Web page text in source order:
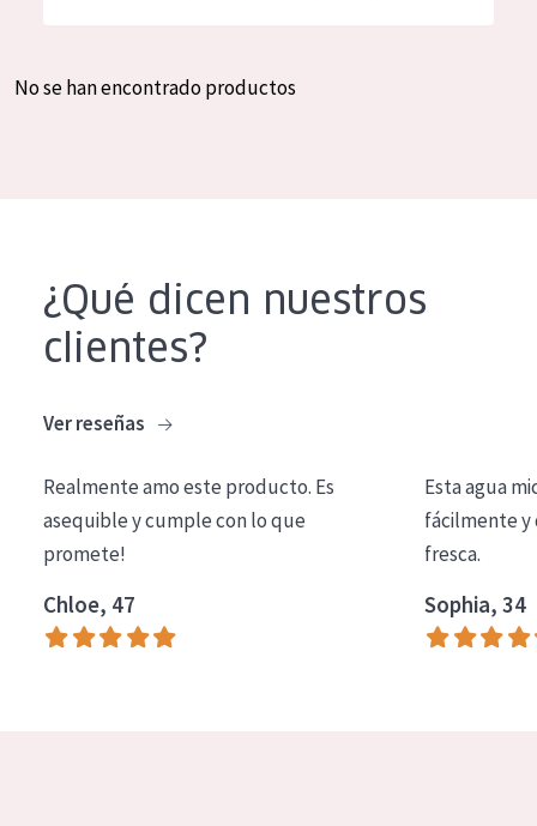
Crema de día
Crema de noche
Limpieza
COLECCIÓN
Essentials
Lift+
Spanish
No se han encontrado productos
¿Qué dicen nuestros
clientes?
Ver reseñas
Realmente amo este producto. Es
asequible y cumple con lo que
promete!
Chloe, 47
Esta agua
fácilmente y
fresca.
Sophia, 34